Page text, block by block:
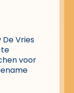
Vries
te
voor